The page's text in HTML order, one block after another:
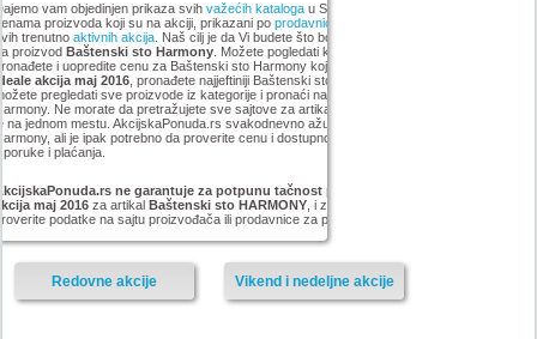
vam objedinjen prikaza svih važećih katalogau Srbiji, sa popustima i sniženim
proizvoda koji su na akciji, prikazani po prodavnicama
trenutno aktivnih akcija. Naš cilj je da Vi budete što bolje informisani o popustima i ceni
proizvod Baštenski sto Harmony. Možete pogledati kompletan
i uopredite cenu za Baštenski sto Harmony koji smo mi pronašli na akciji
akcija maj 2016, pronađete najjeftiniji Baštenski sto Harmony u grupi . Vrlo lako
pregledati sve proizvode iz kategorije i pronaći najnižu cenu za Baštenski sto
Ne morate da pretražujete sve sajtove za artikal Baštenski sto Harmony, sve Vam
na jednom mestu. AkcijskaPonuda.rs svakodnevno ažurira cene za Baštenski sto
ali je ipak potrebno da proverite cenu i dostupnost sa prodavcem, kao i načinu
i plaćanja.
ne garantuje za potpunu tačnost podataka iz akcije Forma Ideale
maj 2016za artikal Baštenski sto HARMONY, i zato vas molimo da pre kupovine
podatke na sajtu proizvođača ili prodavnice za proizvod
Vikend i nedeljne akcije
Redovne akcije